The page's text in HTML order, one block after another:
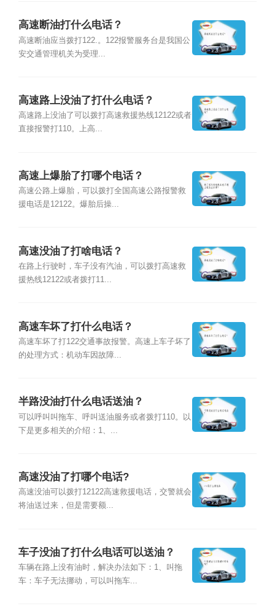
高速断油打什么电话？
高速断油应当拨打122.。122报警服务台是我国公
安交通管理机关为受理...
高速路上没油了打什么电话？
高速路上没油了可以拨打高速救援热线12122或者
直接报警打110。上高...
高速上爆胎了打哪个电话？
高速公路上爆胎，可以拨打全国高速公路报警救
援电话是12122。爆胎后操...
高速没油了打啥电话？
在路上行驶时，车子没有汽油，可以拨打高速救
援热线12122或者拨打11...
高速车坏了打什么电话？
高速车坏了打122交通事故报警。高速上车子坏了
的处理方式：机动车因故障...
半路没油打什么电话送油？
可以呼叫叫拖车、呼叫送油服务或者拨打110。以
下是更多相关的介绍：1、...
高速没油了打哪个电话?
高速没油可以拨打12122高速救援电话，交警就会
将油送过来，但是需要额...
车子没油了打什么电话可以送油？
车辆在路上没有油时，解决办法如下：1、叫拖
车：车子无法挪动，可以叫拖车...